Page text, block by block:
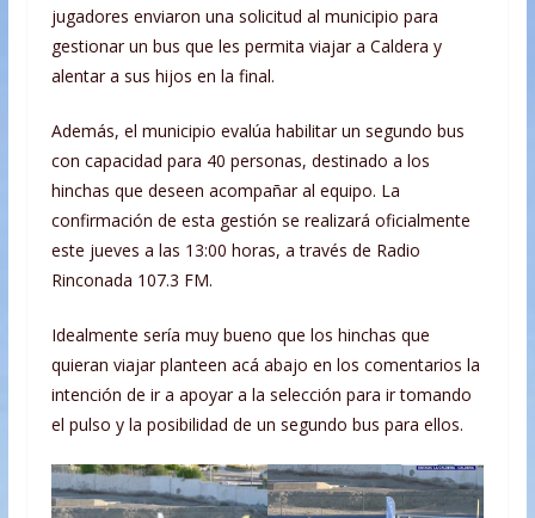
jugadores enviaron una solicitud al municipio para
gestionar un bus que les permita viajar a Caldera y
alentar a sus hijos en la final.
Además, el municipio evalúa habilitar un segundo bus
con capacidad para 40 personas, destinado a los
hinchas que deseen acompañar al equipo. La
confirmación de esta gestión se realizará oficialmente
este jueves a las 13:00 horas, a través de Radio
Rinconada 107.3 FM.
Idealmente sería muy bueno que los hinchas que
quieran viajar planteen acá abajo en los comentarios la
intención de ir a apoyar a la selección para ir tomando
el pulso y la posibilidad de un segundo bus para ellos.